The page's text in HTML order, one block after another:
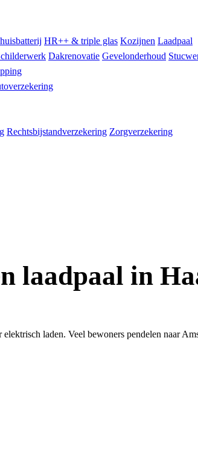
HR++ & triple glas Kozijnen Laadpaal
Dakrenovatie Gevelonderhoud
Rechtsbijstandverzekering Zorgverzekering
laadpaal in
laden. Veel bewoners pendelen naar